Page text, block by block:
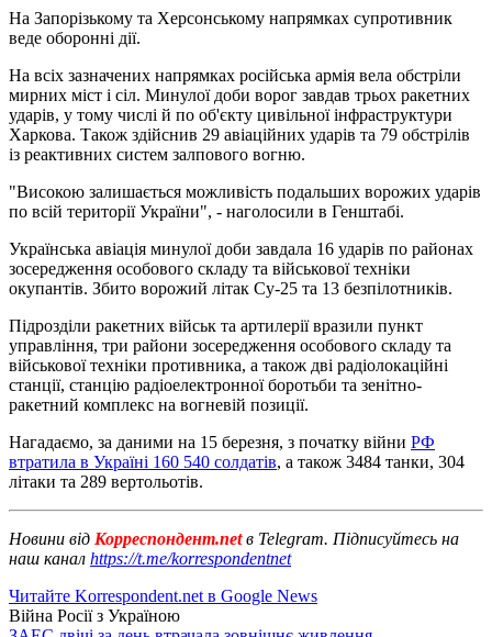
На Запорізькому та Херсонському напрямках супротивник
веде оборонні дії.
На всіх зазначених напрямках російська армія вела обстріли
мирних міст і сіл. Минулої доби ворог завдав трьох ракетних
ударів, у тому числі й по об'єкту цивільної інфраструктури
Харкова. Також здійснив 29 авіаційних ударів та 79 обстрілів
із реактивних систем залпового вогню.
"Високою залишається можливість подальших ворожих ударів
по всій території України", - наголосили в Генштабі.
Українська авіація минулої доби завдала 16 ударів по районах
зосередження особового складу та військової техніки
окупантів. Збито ворожий літак Су-25 та 13 безпілотників.
Підрозділи ракетних військ та артилерії вразили пункт
управління, три райони зосередження особового складу та
військової техніки противника, а також дві радіолокаційні
станції, станцію радіоелектронної боротьби та зенітно-
ракетний комплекс на вогневій позиції.
Нагадаємо, за даними на 15 березня, з початку війни РФ
втратила в Україні 160 540 солдатів, а також 3484 танки, 304
літаки та 289 вертольотів.
Новини від Корреспондент.netв Telegram. Підписуйтесь на
наш канал https://t.me/korrespondentnet
Читайте Korrespondent.net в Google News
Війна Росії з Україною